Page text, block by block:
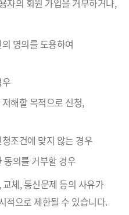
자의 회원 가입을 거부하거나,
명의를 도용하여
해할 목적으로 신청,
조건에 맞지 않는 경우
동의를 거부할 경우
체, 통신문제 등의 사유가
적으로 제한될 수 있습니다.